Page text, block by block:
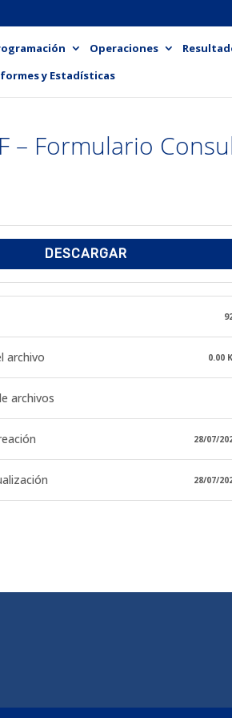
Operaciones
y Estadísticas
– Formulario
DESCARGAR
archivo 0.00
archivos
28/07/
28/07/